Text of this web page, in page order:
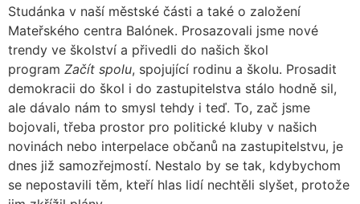
Studánka v naší městské části a také o založení
Mateřského centra Balónek. Prosazovali jsme nové
trendy ve školství a přivedli do našich škol
program Začít spolu, spojující rodinu a školu. Prosadit
demokracii do škol i do zastupitelstva stálo hodně sil,
ale dávalo nám to smysl tehdy i teď. To, zač jsme
bojovali, třeba prostor pro politické kluby v našich
novinách nebo interpelace občanů na zastupitelstvu, je
dnes již samozřejmostí. Nestalo by se tak, kdybychom
se nepostavili těm, kteří hlas lidí nechtěli slyšet, protože